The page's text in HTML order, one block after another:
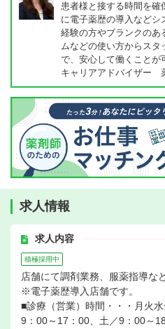
患者様と接する時間を確
に電子薬歴の導入など
経験の方やブランクのあ
ムなどの使い方からス
で、安心して働くことが
キャリアアドバイザー
求人情報
求人内容
積極採用中
店舗にて調剤業務、服薬指導な
※電子薬歴導入店舗です。
■診療（営業）時間・・・月火
9：00～17：00、土／9：00～